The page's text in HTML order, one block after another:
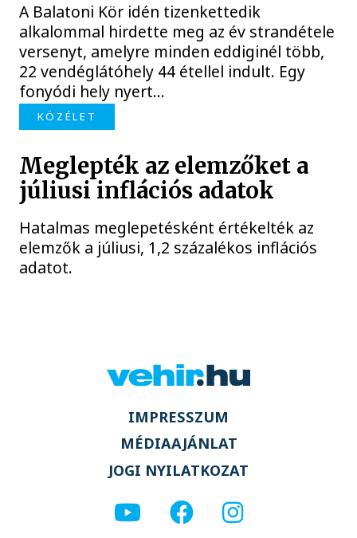
A Balatoni Kör idén tizenkettedik
alkalommal hirdette meg az év strandétele
versenyt, amelyre minden eddiginél több,
22 vendéglátóhely 44 étellel indult. Egy
fonyódi hely nyert...
KÖZÉLET
Meglepték az elemzőket a
júliusi inflációs adatok
Hatalmas meglepetésként értékelték az
elemzők a júliusi, 1,2 százalékos inflációs
adatot.
IMPRESSZUM
MÉDIAAJÁNLAT
JOGI NYILATKOZAT